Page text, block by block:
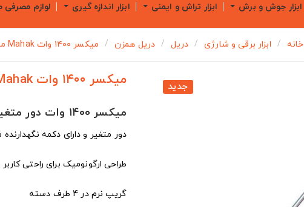
ابزار جوش و برش ابزار تراش و ایمنی ابزار اندازه گیری لوازم
خانه ابزار برقی و شارژی دریل دریل همزن میکسر ۱۴۰۰ وات Mahak مدل MX-1400
جدید میکسر ۱۴۰۰ وات Mahak مدل MX-1400
میکسر ۱۴۰۰ وات دور متغیر محک مدل MX-1400
دور متغیر و دارای دکمه
طراحی ارگونومیک برای راحتی کاربر
گریپ نرم در 4 طرف دسته